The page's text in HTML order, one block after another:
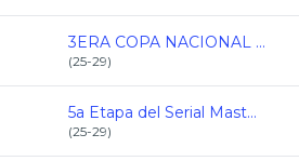
3ERA COPA NACIONAL VALVIDUB CDMX 2025
(25-29)
5a Etapa del Serial Master Guanajuato 25
(25-29)